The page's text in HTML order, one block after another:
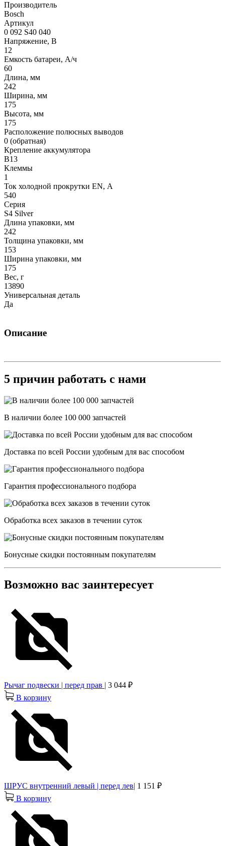
Производитель
Bosch
Артикул
0 092 S40 040
Напряжение, В
12
Емкость батареи, А/ч
60
Длина, мм
242
Ширина, мм
175
Высота, мм
175
Расположение полюсных выводов
0 (обратная)
Крепление аккумулятора
B13
Клеммы
1
Ток холодной прокрутки EN, А
540
Серия
S4 Silver
Длина упаковки, мм
242
Толщина упаковки, мм
153
Ширина упаковки, мм
175
Вес, г
13890
Универсальная деталь
Да
Описание
5 причин работать с нами
В наличии более 100 000 запчастей
Доставка по всей России удобным для вас способом
Гарантия профессионального подбора
Обработка всех заказов в течении суток
Бонусные скидки постоянным покупателям
Возможно вас заинтересует
Рычаг подвески | перед прав | 3 044 ₽
В корзину
ШРУС внутренний левый | перед лев| 1 151 ₽
В корзину